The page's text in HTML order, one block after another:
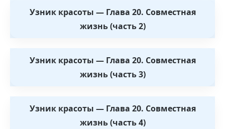
Узник красоты — Глава 20. Совместная
жизнь (часть 2)
Узник красоты — Глава 20. Совместная
жизнь (часть 3)
Узник красоты — Глава 20. Совместная
жизнь (часть 4)